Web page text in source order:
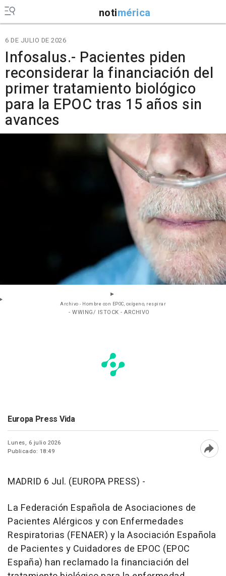
notimérica
6 DE JULIO DE 2026
Infosalus.- Pacientes piden
reconsiderar la financiación del
primer tratamiento biológico
para la EPOC tras 15 años sin
avances
Archivo - Hombre con EPOC, oxígeno, respirar
- WWING/ ISTOCK - ARCHIVO
Europa Press Vida
Lunes, 6 julio 2026
Publicado: 18:49
MADRID 6 Jul. (EUROPA PRESS) -
La Federación Española de Asociaciones de
Pacientes Alérgicos y con Enfermedades
Respiratorias (FENAER) y la Asociación Española
de Pacientes y Cuidadores de EPOC (EPOC
España) han reclamado la financiación del